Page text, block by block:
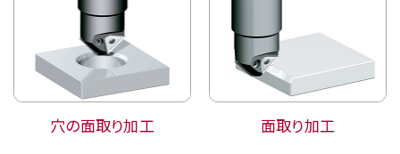
穴の面取り加工 面取り加工